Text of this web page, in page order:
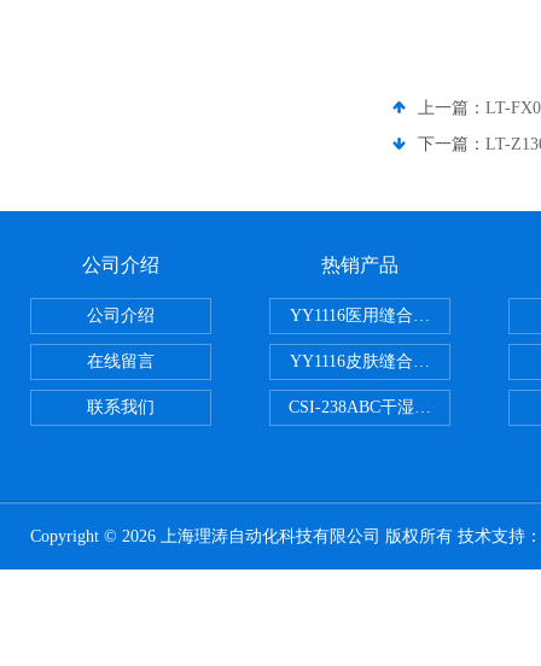
上一篇： LT-
下一篇： LT-
公司介绍
公司介绍
在线留言
联系我们
热销产品
YY1116医用缝合线线径试验仪
YY1116皮肤缝合线线径测量仪
CSI-238ABC干湿电动摩擦色牢度
Copyright © 2026 上海理涛自动化科技有限公司 版权所有 技术支持：